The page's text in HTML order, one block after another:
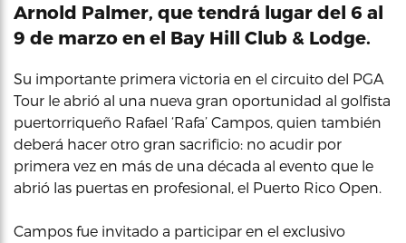
Arnold Palmer, que tendrá lugar del 6 al
9 de marzo en el Bay Hill Club & Lodge.
Su importante primera victoria en el circuito del PGA
Tour le abrió al una nueva gran oportunidad al golfista
puertorriqueño Rafael ‘Rafa’ Campos, quien también
deberá hacer otro gran sacrificio: no acudir por
primera vez en más de una década al evento que le
abrió las puertas en profesional, el Puerto Rico Open.
Campos fue invitado a participar en el exclusivo